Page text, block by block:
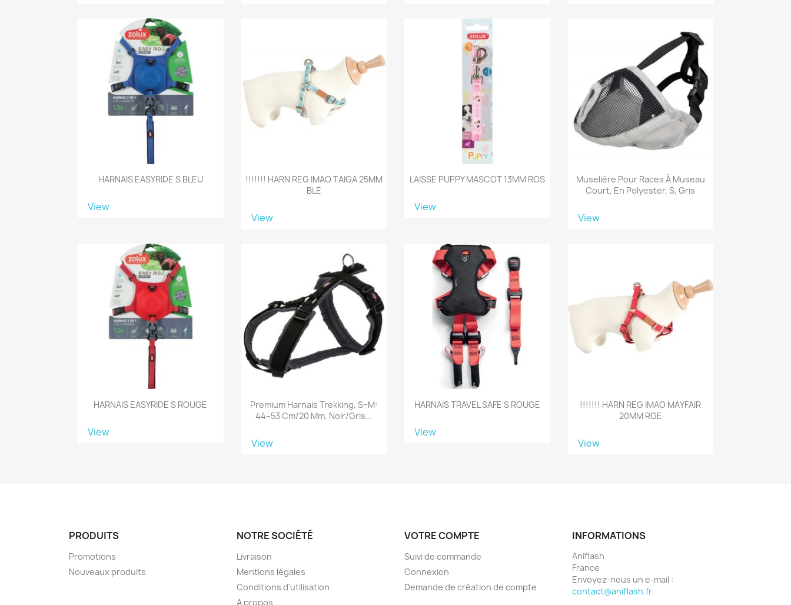
HARNAIS EASYRIDE S BLEU
View
!!!!!!! HARN REG IMAO TAIGA 25MM
BLE
View
LAISSE PUPPY MASCOT 13MM ROS
View
Muselière Pour Races À Museau
Court, En Polyester, S, Gris
View
HARNAIS EASYRIDE S ROUGE
View
Premium Harnais Trekking, S–M:
44–53 Cm/20 Mm, Noir/gris...
View
HARNAIS TRAVEL SAFE S ROUGE
View
!!!!!!! HARN REG IMAO MAYFAIR
20MM RGE
View
PRODUITS
Promotions
Nouveaux produits
NOTRE SOCIÉTÉ
Livraison
Mentions légales
Conditions d'utilisation
A propos
VOTRE COMPTE
Suivi de commande
Connexion
Demande de création de compte
INFORMATIONS
Aniflash
France
Envoyez-nous un e-mail :
contact@aniflash.fr